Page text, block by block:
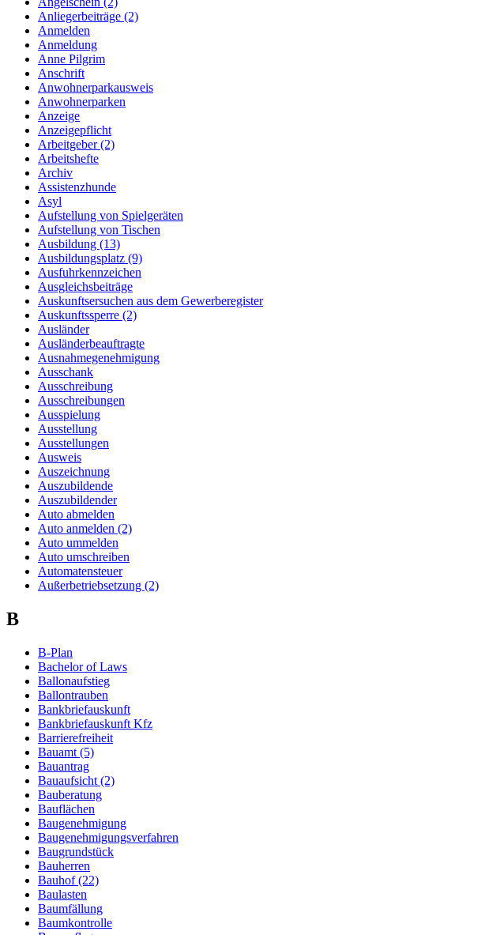
Anliegerbeiträge (2)
Anmelden
Anmeldung
Anne Pilgrim
Anschrift
Anwohnerparkausweis
Anwohnerparken
Anzeige
Anzeigepflicht
Arbeitgeber (2)
Arbeitshefte
Archiv
Assistenzhunde
Asyl
Aufstellung von Spielgeräten
Aufstellung von Tischen
Ausbildung (13)
Ausbildungsplatz (9)
Ausfuhrkennzeichen
Ausgleichsbeiträge
Auskunftsersuchen aus dem Gewerberegister
Auskunftssperre (2)
Ausländer
Ausländerbeauftragte
Ausnahmegenehmigung
Ausschank
Ausschreibung
Ausschreibungen
Ausspielung
Ausstellung
Ausstellungen
Ausweis
Auszeichnung
Auszubildende
Auszubildender
Auto abmelden
Auto anmelden (2)
Auto ummelden
Auto umschreiben
Automatensteuer
Außerbetriebsetzung (2)
B
B-Plan
Bachelor of Laws
Ballonaufstieg
Ballontrauben
Bankbriefauskunft
Bankbriefauskunft Kfz
Barrierefreiheit
Bauamt (5)
Bauantrag
Bauaufsicht (2)
Bauberatung
Bauflächen
Baugenehmigung
Baugenehmigungsverfahren
Baugrundstück
Bauherren
Bauhof (22)
Baulasten
Baumfällung
Baumkontrolle